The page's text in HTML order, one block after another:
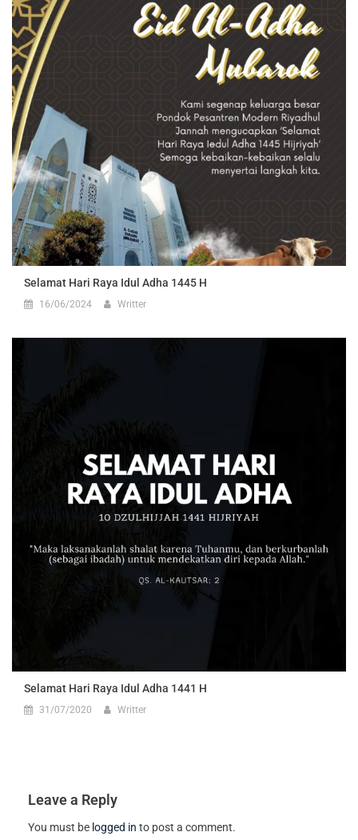
Selamat Hari Raya Idul Adha 1445 H
16/06/2024 Writter
Selamat Hari Raya Idul Adha 1441 H
31/07/2020 Writter
Leave a Reply
You must be logged in to post a comment.